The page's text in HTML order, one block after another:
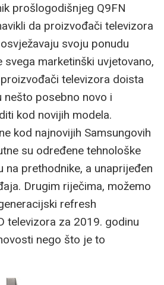
prošlogodišnjeg Q9FN
da proizvođači televizora
svoju ponudu
marketinški uvjetovano,
televizora doista
nešto posebno novo i
kod novijih modela.
kod najnovijih Samsungovih
su određene tehnološke
na prethodnike, a unaprijeđen
Drugim riječima, možemo
refresh
televizora za 2019. godinu
nego što je to